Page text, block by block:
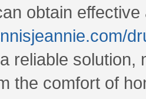
obtain
reliable
the comfort of